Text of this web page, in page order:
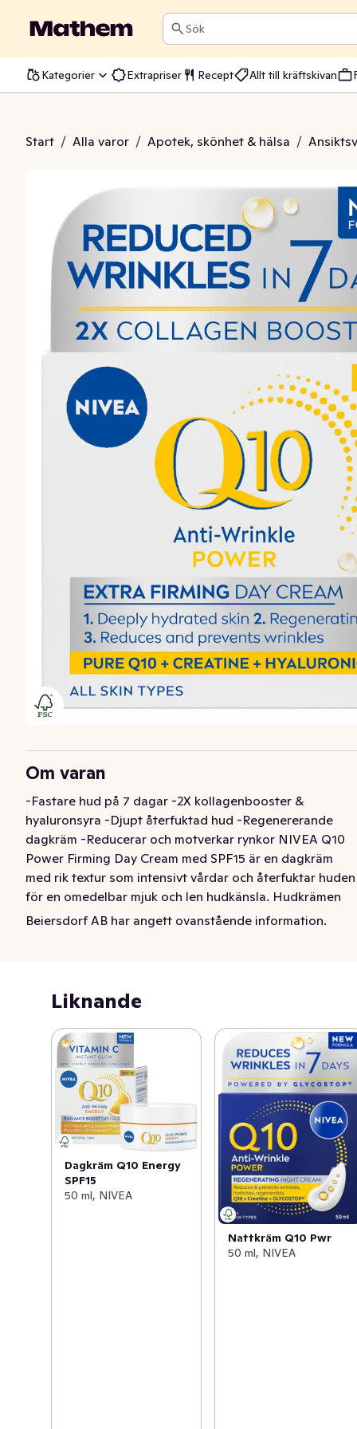
Sök
Kategorier Extrapriser Recept Allt till kräftskivan
Start / Alla varor / Apotek, skönhet & hälsa /
Q10 Pwr SPF15
Om varan
-Fastare hud på 7 dagar -2X kollagenbooster &
hyaluronsyra -Djupt återfuktad hud -Regenererande
dagkräm -Reducerar och motverkar rynkor NIVEA Q10
Power Firming Day Cream med SPF15 är en dagkräm
med rik textur som intensivt vårdar och återfuktar huden
för en omedelbar mjuk och len hudkänsla. Hudkrämen
innehåller dubbel kollagen-booster med ren Q10 och
omedelbar kraft till hudcellerna och ger extra boost för
kollagenproduktion och elastin (testad på hudceller).
Hyaluronsyran fyller och låser in fukt i huden. Upptäck
denna NIVEA dagkräm med kliniskt bevisade resultat
(vetenskapliga studier på hudens elasticitet, fukt,
rynkvolym, regenerering, 32?45 kvinnor, 2020?2023) -
Fastare hud för 79% kvinnor på 7 dagar, huden är djupt
återfuktad för 94% kvinnor på 2 veckor, reducerar
rynkor för 100% kvinnor på 4 veckor och återuppbygger
huden för 74% kvinnor på 4 veckor! Denna dagkräm är
dermatologiskt testad och passar för alla hudtyper.
Varningstext: Undvik direkt kontakt med ögonen
-2X kollagenbooster & hyaluronsyra
Beiersdorf AB har angett ovanstående information.
Liknande
Dagkräm Q10 Energy
SPF15
50 ml, NIVEA
Nattkräm Q10 Pwr
50 ml, NIVEA